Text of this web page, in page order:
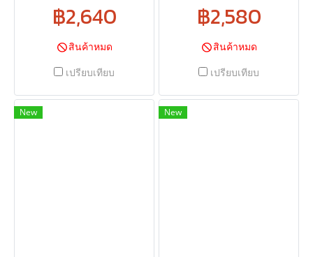
฿2,640
สินค้าหมด
เปรียบเทียบ
฿2,580
สินค้าหมด
เปรียบเทียบ
New New